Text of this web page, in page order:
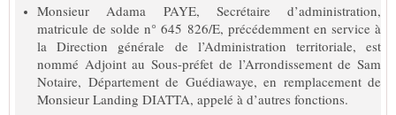
Monsieur Adama PAYE, Secrétaire d’administration,
matricule de solde n° 645 826/E, précédemment en service à
la Direction générale de l’Administration territoriale, est
nommé Adjoint au Sous-préfet de l’Arrondissement de Sam
Notaire, Département de Guédiawaye, en remplacement de
Monsieur Landing DIATTA, appelé à d’autres fonctions.